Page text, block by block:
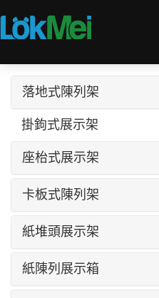
落地式陳列架
掛鉤式展示架
座枱式展示架
卡板式陳列架
紙堆頭展示架
紙陳列展示箱